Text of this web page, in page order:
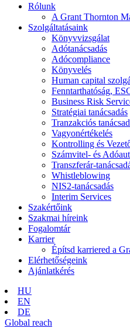
Rólunk
A Grant Thornton
Szolgáltatásaink
Könyvvizsgálat
Adótanácsadás
Adócompliance
Könyvelés
Human capital
Fenntarthatóság,
Business Risk
Stratégiai tanácsadás
Tranzakciós
Vagyonértékelés
Kontrolling és
Számvitel- és
Transzferár-
Whistleblowing
NIS2-tanácsadás
Interim Services
Szakértőink
Szakmai híreink
Fogalomtár
Karrier
Építsd karriered a
Elérhetőségeink
Ajánlatkérés
HU
EN
DE
Global reach